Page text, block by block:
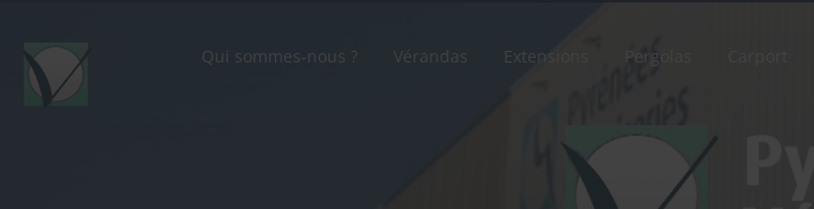
Qui sommes-nous ? Vérandas Extensions Pergolas